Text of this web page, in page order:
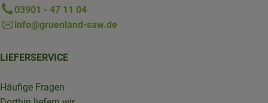
03901 - 47 11 04
info@gruenland-saw.de
LIEFERSERVICE
Häufige Fragen